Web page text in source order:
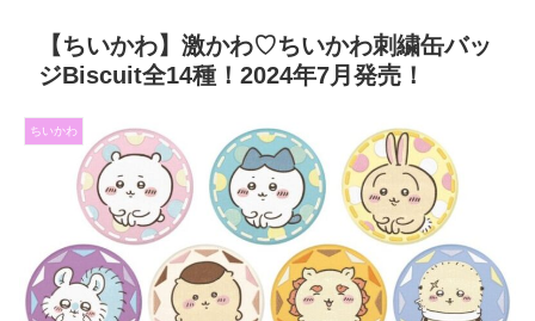
【ちいかわ】激かわ♡ちいかわ刺繍缶バッ
ジBiscuit全14種！2024年7月発売！
ちいかわ